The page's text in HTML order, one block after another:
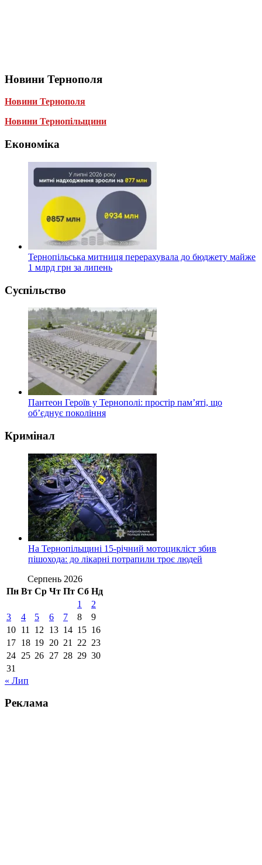
Новини Тернополя
Новини Тернополя
Новини Тернопільщини
Економіка
Тернопільська митниця перерахувала до бюджету майже
1 млрд грн за липень
Суспільство
Пантеон Героїв у Тернополі: простір пам’яті, що
об’єднує покоління
Кримінал
На Тернопільщині 15-річний мотоцикліст збив
пішохода: до лікарні потрапили троє людей
Серпень 2026
Пн Вт Ср Чт Пт Сб Нд
1
2
3
4 5 6 7 8
9
10 11 12 13 14 15 16
17 18 19 20 21 22 23
24 25 26 27 28 29 30
31
« Лип
Реклама